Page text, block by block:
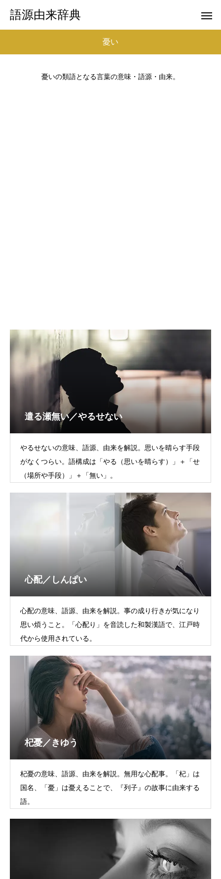
語源由来辞典
憂い
憂いの類語となる言葉の意味・語源・由来。
遣る瀬無い／やるせない
やるせないの意味、語源、由来を解説。思いを晴らす手段
がなくつらい。語構成は「やる（思いを晴らす）」＋「せ
（場所や手段）」＋「無い」。
心配／しんぱい
心配の意味、語源、由来を解説。事の成り行きが気になり
思い煩うこと。「心配り」を音読した和製漢語で、江戸時
代から使用されている。
杞憂／きゆう
杞憂の意味、語源、由来を解説。無用な心配事。「杞」は
国名、「憂」は憂えることで、『列子』の故事に由来する
語。